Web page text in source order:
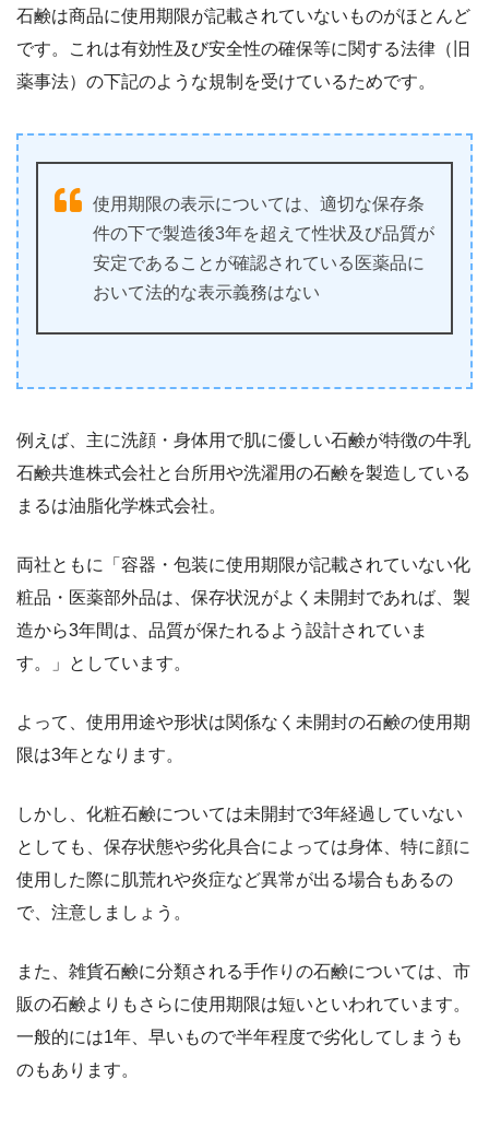
石鹸は商品に使用期限が記載されていないものがほとんど
です。これは有効性及び安全性の確保等に関する法律（旧
薬事法）の下記のような規制を受けているためです。
使用期限の表示については、適切な保存条
件の下で製造後3年を超えて性状及び品質が
安定であることが確認されている医薬品に
おいて法的な表示義務はない
例えば、主に洗顔・身体用で肌に優しい石鹸が特徴の牛乳
石鹸共進株式会社と台所用や洗濯用の石鹸を製造している
まるは油脂化学株式会社。
両社ともに「容器・包装に使用期限が記載されていない化
粧品・医薬部外品は、保存状況がよく未開封であれば、製
造から3年間は、品質が保たれるよう設計されていま
す。」としています。
よって、使用用途や形状は関係なく未開封の石鹸の使用期
限は3年となります。
しかし、化粧石鹸については未開封で3年経過していない
としても、保存状態や劣化具合によっては身体、特に顔に
使用した際に肌荒れや炎症など異常が出る場合もあるの
で、注意しましょう。
また、雑貨石鹸に分類される手作りの石鹸については、市
販の石鹸よりもさらに使用期限は短いといわれています。
一般的には1年、早いもので半年程度で劣化してしまうも
のもあります。